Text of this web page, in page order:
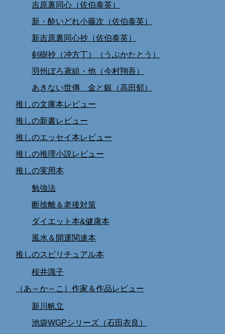
吉原裏同心（佐伯泰英）
新・酔いどれ小藤次（佐伯泰英）
新吉原裏同心抄（佐伯泰英）
剣樹抄（冲方丁）（うぶかたとう）
羽州ぼろ鳶組・他（今村翔吾）
あきない世傳 金と銀（高田郁）
推しの文庫本レビュー
推しの新書レビュー
推しのエッセイ本レビュー
推しの推理小説レビュー
推しの実用本
勉強法
断捨離＆老後対策
ダイエット本&健康本
風水＆開運関連本
推しのスピリチュアル本
桜井識子
（あ～か～こ）作家＆作品レビュー
新川帆立
池袋WGPシリーズ（石田衣良）